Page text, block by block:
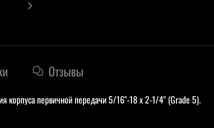
Отзывы
корпуса первичной передачи 5/16"-18 x 2-1/4" (Grade 5).